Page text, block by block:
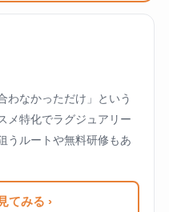
わなかっただけ」という
メ特化でラグジュアリー
うルートや無料研修もあ
てみる ›